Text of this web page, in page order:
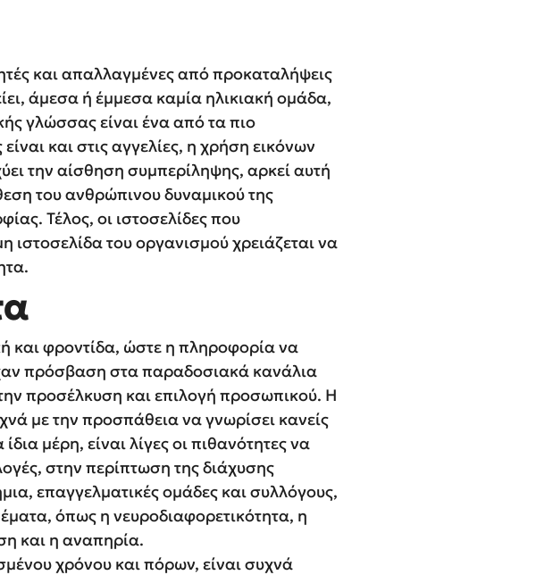
και απαλλαγμένες από προκαταλήψεις
άμεσα ή έμμεσα καμία ηλικιακή ομάδα,
γλώσσας είναι ένα από τα πιο
και στις αγγελίες, η χρήση εικόνων
την αίσθηση συμπερίληψης, αρκεί αυτή
του ανθρώπινου δυναμικού της
Τέλος, οι ιστοσελίδες που
ιστοσελίδα του οργανισμού χρειάζεται να
και φροντίδα, ώστε η πληροφορία να
πρόσβαση στα παραδοσιακά κανάλια
προσέλκυση και επιλογή προσωπικού. Η
με την προσπάθεια να γνωρίσει κανείς
μέρη, είναι λίγες οι πιθανότητες να
στην περίπτωση της διάχυσης
επαγγελματικές ομάδες και συλλόγους,
όπως η νευροδιαφορετικότητα, η
και η αναπηρία.
χρόνου και πόρων, είναι συχνά